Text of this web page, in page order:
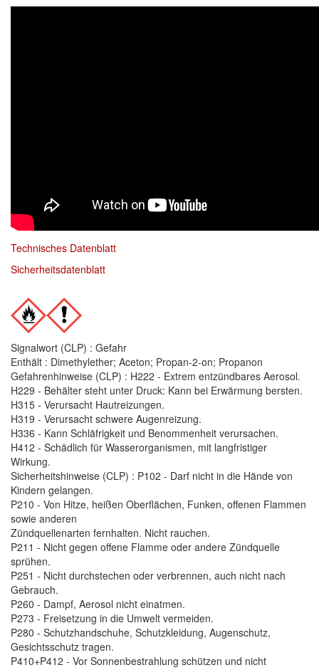
(21)
Sia
Technisches Datenblatt
Sicherheitsdatenblatt
Signalwort (CLP) : Gefahr
Enthält : Dimethylether; Aceton; Propan-2-on; Propanon
Gefahrenhinweise (CLP) : H222 - Extrem entzündbares Aerosol.
H229 - Behälter steht unter Druck: Kann bei Erwärmung bersten.
H315 - Verursacht Hautreizungen.
H319 - Verursacht schwere Augenreizung.
H336 - Kann Schläfrigkeit und Benommenheit verursachen.
H412 - Schädlich für Wasserorganismen, mit langfristiger
Wirkung.
Sicherheitshinweise (CLP) : P102 - Darf nicht in die Hände von
Kindern gelangen.
P210 - Von Hitze, heißen Oberflächen, Funken, offenen Flammen
sowie anderen
Zündquellenarten fernhalten. Nicht rauchen.
P211 - Nicht gegen offene Flamme oder andere Zündquelle
sprühen.
P251 - Nicht durchstechen oder verbrennen, auch nicht nach
Gebrauch.
P260 - Dampf, Aerosol nicht einatmen.
P273 - Freisetzung in die Umwelt vermeiden.
P280 - Schutzhandschuhe, Schutzkleidung, Augenschutz,
Gesichtsschutz tragen.
P410+P412 - Vor Sonnenbestrahlung schützen und nicht